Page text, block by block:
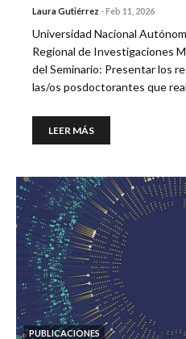
Laura Gutiérrez -Feb 11, 2026
Universidad Nacional
Regional de Investigaciones
del Seminario: Presentar los
las/os posdoctorantes que
LEER MÁS
PUBLICACIONES